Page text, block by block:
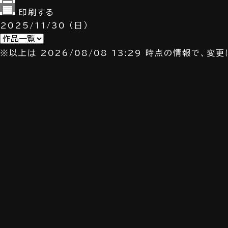
印刷する
2025/11/30
（日）
※以上は 2026/08/08 13:29 時点の情報で、変更に